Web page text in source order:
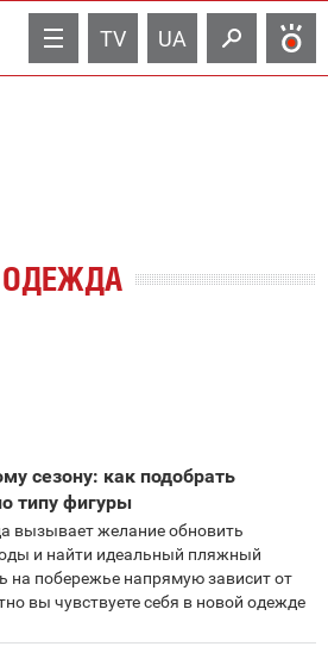
TV UA
ОДЕЖДА
сезону: как подобрать
типу фигуры
вызывает желание обновить
и найти идеальный пляжный
на побережье напрямую зависит от
вы чувствуете себя в новой одежде